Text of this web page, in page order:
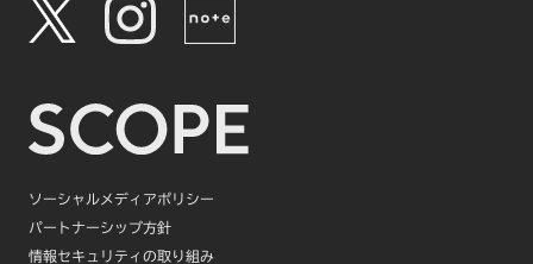
ソーシャルメディアポリシー
パートナーシップ方針
情報セキュリティの取り組み